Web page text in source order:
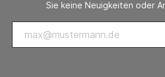
Sie keine Neuigkeiten oder